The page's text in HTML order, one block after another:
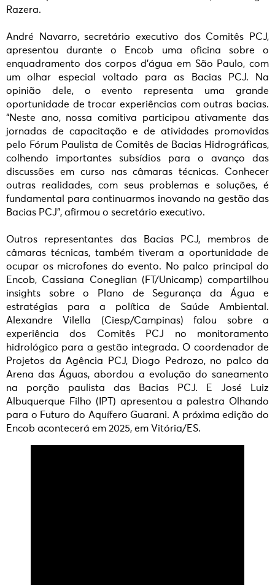
Razera.
André Navarro, secretário executivo dos Comitês PCJ,
apresentou durante o Encob uma oficina sobre o
enquadramento dos corpos d’água em São Paulo, com
um olhar especial voltado para as Bacias PCJ. Na
opinião dele, o evento representa uma grande
oportunidade de trocar experiências com outras bacias.
“Neste ano, nossa comitiva participou ativamente das
jornadas de capacitação e de atividades promovidas
pelo Fórum Paulista de Comitês de Bacias Hidrográficas,
colhendo importantes subsídios para o avanço das
discussões em curso nas câmaras técnicas. Conhecer
outras realidades, com seus problemas e soluções, é
fundamental para continuarmos inovando na gestão das
Bacias PCJ”, afirmou o secretário executivo.
Outros representantes das Bacias PCJ, membros de
câmaras técnicas, também tiveram a oportunidade de
ocupar os microfones do evento. No palco principal do
Encob, Cassiana Coneglian (FT/Unicamp) compartilhou
insights sobre o Plano de Segurança da Água e
estratégias para a política de Saúde Ambiental.
Alexandre Vilella (Ciesp/Campinas) falou sobre a
experiência dos Comitês PCJ no monitoramento
hidrológico para a gestão integrada. O coordenador de
Projetos da Agência PCJ, Diogo Pedrozo, no palco da
Arena das Águas, abordou a evolução do saneamento
na porção paulista das Bacias PCJ. E José Luiz
Albuquerque Filho (IPT) apresentou a palestra Olhando
para o Futuro do Aquífero Guarani. A próxima edição do
Encob acontecerá em 2025, em Vitória/ES.